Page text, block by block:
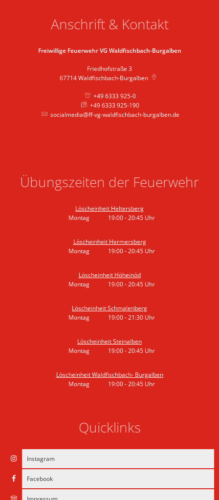
Anschrift & Kontakt
Freiwillige Feuerwehr VG Waldfischbach-Burgalben
Friedhofstraße 3
67714 Waldfischbach-Burgalben
+49 6333 925-0
+49 6333 925-190
socialmedia@ff-vg-waldfischbach-burgalben.de
Übungszeiten der Feuerwehr
Löscheinheit Heltersberg
Montag
19:00-20:45 Uhr
Löscheinheit Hermersberg
Montag
19:00-20:45 Uhr
Löscheinheit Höheinöd
Montag
19:00-20:45 Uhr
Löscheinheit Schmalenberg
Montag
19:00-21:30 Uhr
Löscheinheit Steinalben
Montag
19:00-20:45 Uhr
Löscheinheit Waldfischbach- Burgalben
Montag
19:00-20:45 Uhr
Quicklinks
Instagram
Facebook